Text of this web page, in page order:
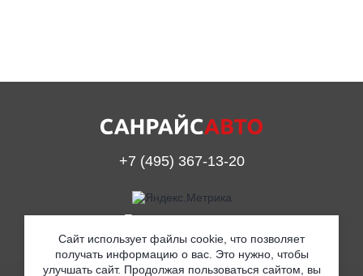
+7 (495) 367-13-20
Принимаем к оплате
Сайт использует файлы cookie, что позволяет
получать информацию о вас. Это нужно, чтобы
улучшать сайт. Продолжая пользоваться сайтом, вы